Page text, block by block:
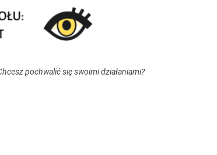
pochwalić się swoimi działaniami?